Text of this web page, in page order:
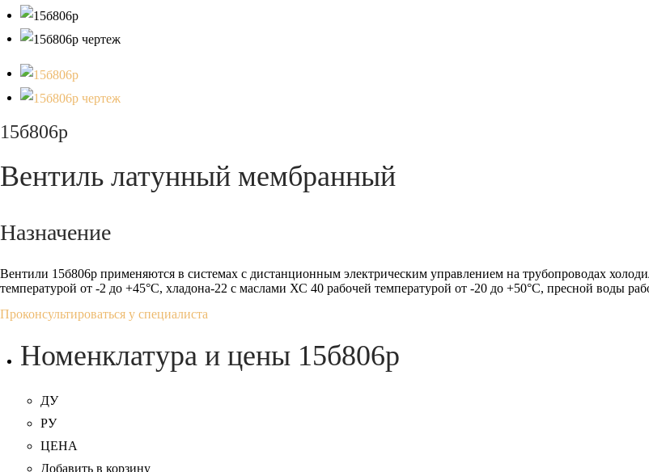
15б806р
Вентиль латунный мембранный
Назначение
Вентили 15б806р применяются в системах с дистанционным электрическим управлением на трубопроводах
температурой от -2 до +45°С, хладона-22 с маслами ХС 40 рабочей температурой от -20 до +50°С, пресной воды
Проконсультироваться у специалиста
Номенклатура и цены 15б806р
ДУ
РУ
ЦЕНА
Добавить в корзину